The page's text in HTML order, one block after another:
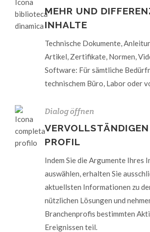
MEHR UND
INHALTE
Technische Dokumente,
Artikel, Zertifikate, Normen,
Software: Für sämtliche
technischem Büro, Labor oder
Dialog öffnen
PROFIL
Indem Sie die Argumente Ihres
auswählen, erhalten Sie
aktuellsten Informationen zu
nützlichen Lösungen und
Branchenprofis bestimmten
Ereignissen teil.